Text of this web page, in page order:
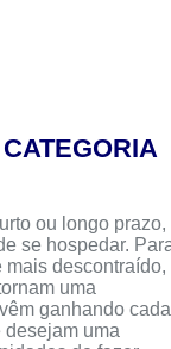
ou longo prazo,
se hospedar.
mais descontraído,
uma
ganhando cada
uma